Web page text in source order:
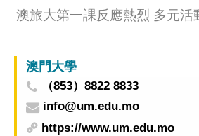
澳旅大第一課反應熱烈 多元活
澳門大學
（853）8822 8833
info@um.edu.mo
https://www.um.edu.mo